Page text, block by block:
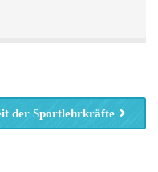
der Sportlehrkräfte